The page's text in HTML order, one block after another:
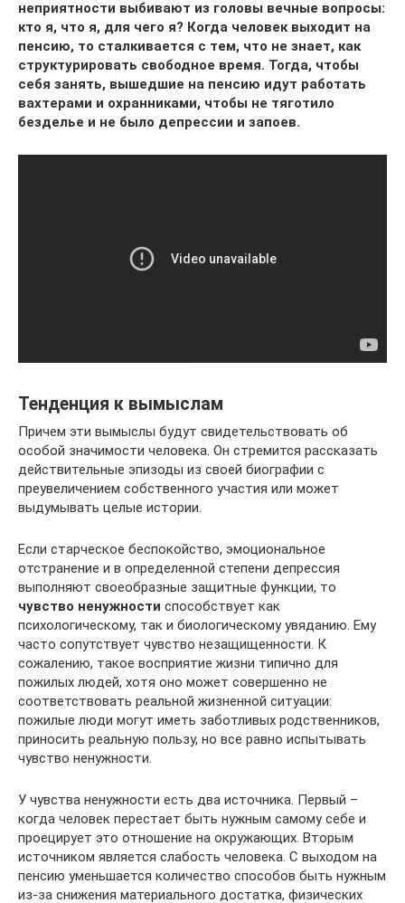
неприятности выбивают из головы вечные вопросы:
кто я, что я, для чего я? Когда человек выходит на
пенсию, то сталкивается с тем, что не знает, как
структурировать свободное время. Тогда, чтобы
себя занять, вышедшие на пенсию идут работать
вахтерами и охранниками, чтобы не тяготило
безделье и не было депрессии и запоев.
Тенденция к вымыслам
Причем эти вымыслы будут свидетельствовать об
особой значимости человека. Он стремится рассказать
действительные эпизоды из своей биографии с
преувеличением собственного участия или может
выдумывать целые истории.
Если старческое беспокойство, эмоциональное
отстранение и в определенной степени депрессия
выполняют своеобразные защитные функции, то
чувство ненужности способствует как
психологическому, так и биологическому увяданию. Ему
часто сопутствует чувство незащищенности. К
сожалению, такое восприятие жизни типично для
пожилых людей, хотя оно может совершенно не
соответствовать реальной жизненной ситуации:
пожилые люди могут иметь заботливых родственников,
приносить реальную пользу, но все равно испытывать
чувство ненужности.
У чувства ненужности есть два источника. Первый –
когда человек перестает быть нужным самому себе и
проецирует это отношение на окружающих. Вторым
источником является слабость человека. С выходом на
пенсию уменьшается количество способов быть нужным
из-за снижения материального достатка, физических